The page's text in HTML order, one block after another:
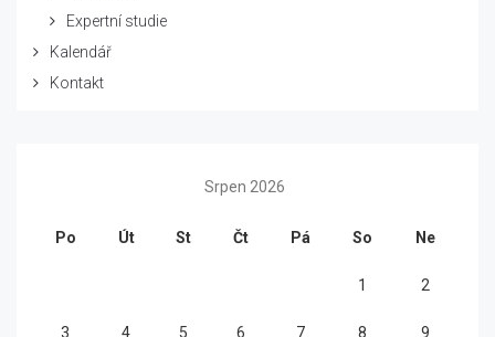
Expertní studie
Kalendář
Kontakt
Srpen 2026
Po Út St Čt Pá So Ne
1 2
3 4 5 6 7 8 9